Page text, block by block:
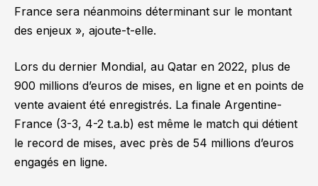
France sera néanmoins déterminant sur le montant
des enjeux », ajoute-t-elle.
Lors du dernier Mondial, au Qatar en 2022, plus de
900 millions d’euros de mises, en ligne et en points de
vente avaient été enregistrés. La finale Argentine-
France (3-3, 4-2 t.a.b) est même le match qui détient
le record de mises, avec près de 54 millions d’euros
engagés en ligne.